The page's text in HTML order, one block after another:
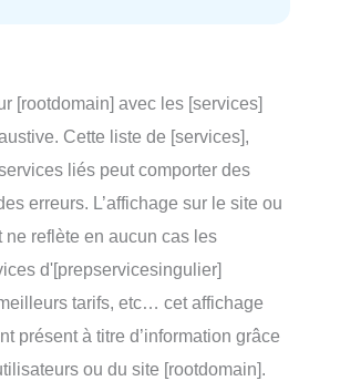
[rootdomain] avec les [services]
Cette liste de [services],
liés peut comporter des
erreurs. L’affichage sur le site ou
ne reflète en aucun cas les
d'[prepservicesingulier]
tarifs, etc… cet affichage
présent à titre d’information grâce
ou du site [rootdomain].